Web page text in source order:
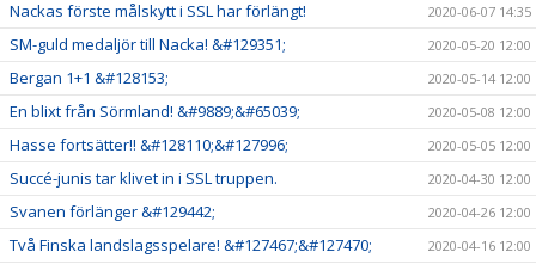
Nackas förste målskytt i SSL har förlängt! 2020-06-07 14:35
SM-guld medaljör till Nacka! &#129351; 2020-05-20 12:00
Bergan 1+1 &#128153; 2020-05-14 12:00
En blixt från Sörmland! &#9889;&#65039; 2020-05-08 12:00
Hasse fortsätter!! &#128110;&#127996; 2020-05-05 12:00
Succé-junis tar klivet in i SSL truppen. 2020-04-30 12:00
Svanen förlänger &#129442; 2020-04-26 12:00
Två Finska landslagsspelare! &#127467;&#127470; 2020-04-16 12:00